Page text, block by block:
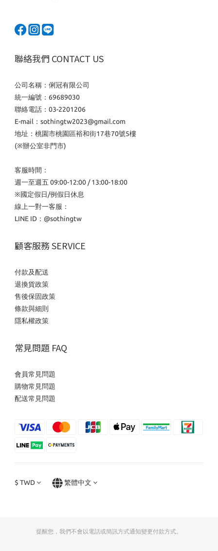
聯絡我們 CONTACT US
公司名稱：俐冠有限公司
統一編號：69689030
聯絡電話：03-2201206
E-mail：sothingtw2023@gmail.com
地址：桃園市桃園區裕和街17巷70號5樓
(※辦公室非門市)
客服時間：
週一至週五 09:00-12:00 / 13:00-18:00
※國定假日/例假日休息
線上一對一客服：
LINE ID： @sothingtw
顧客服務 SERVICE
付款及配送
退換貨政策
售後保固政策
條款與細則
隱私權政策
常見問題 FAQ
會員常見問題
購物常見問題
配送常見問題
$ TWD 繁體中文
提醒您，我們不會以電話或簡訊方式通知變更付款方式。